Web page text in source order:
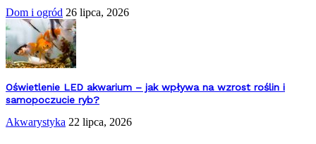
Dom i ogród 26 lipca, 2026
Oświetlenie LED akwarium – jak wpływa na wzrost roślin i
samopoczucie ryb?
Akwarystyka 22 lipca, 2026